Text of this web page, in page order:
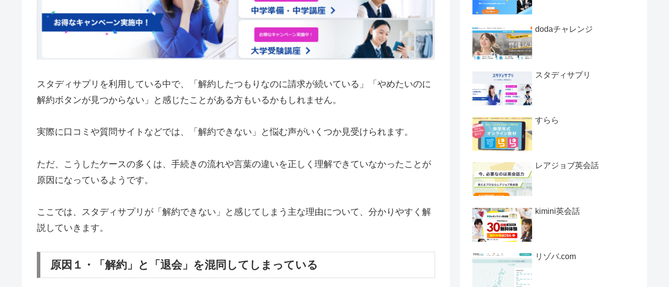
スタディサプリを利用している中で、「解約したつもりなのに請求が続いている」「やめたいのに
解約ボタンが見つからない」と感じたことがある方もいるかもしれません。
実際に口コミや質問サイトなどでは、「解約できない」と悩む声がいくつか見受けられます。
ただ、こうしたケースの多くは、手続きの流れや言葉の違いを正しく理解できていなかったことが
原因になっているようです。
ここでは、スタディサプリが「解約できない」と感じてしまう主な理由について、分かりやすく解
説していきます。
原因１・「解約」と「退会」を混同してしまっている
dodaチャレンジ
スタディサプリ
すらら
レアジョブ英会話
kimini英会話
リゾバ.com